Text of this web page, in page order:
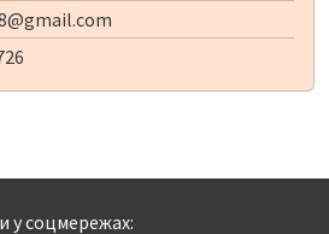
у соцмережах: